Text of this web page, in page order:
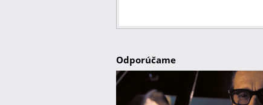
Odporúčame